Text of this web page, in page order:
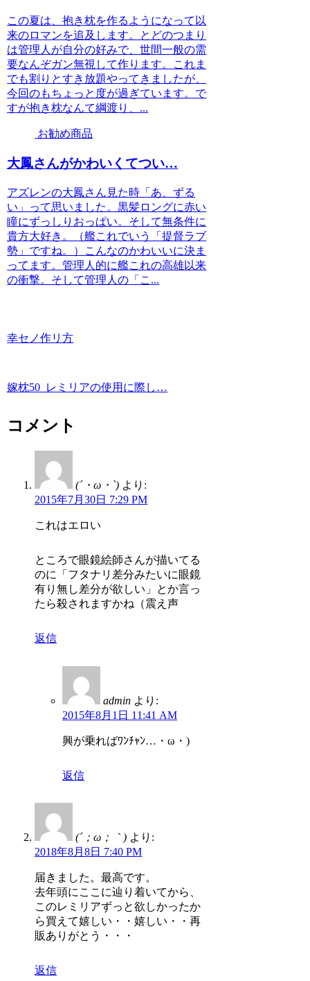
この夏は、抱き枕を作るようになって以
来のロマンを追及します。とどのつまり
は管理人が自分の好みで、世間一般の需
要なんぞガン無視して作ります。これま
でも割りとすき放題やってきましたが、
今回のもちょっと度が過ぎています。で
すが抱き枕なんて綱渡り、...
お勧め商品
大鳳さんがかわいくてつい…
アズレンの大鳳さん見た時「あ、ずる
い」って思いました。黒髪ロングに赤い
瞳にずっしりおっぱい。そして無条件に
貴方大好き。（艦これでいう「提督ラブ
勢」ですね。）こんなのかわいいに決ま
ってます。管理人的に艦これの高雄以来
の衝撃。そして管理人の「こ...
幸セノ作リ方
嫁枕50_レミリアの使用に際し…
コメント
(´・ω・`) より:
2015年7月30日 7:29 PM
これはエロい
ところで眼鏡絵師さんが描いてる
のに「フタナリ差分みたいに眼鏡
有り無し差分が欲しい」とか言っ
たら殺されますかね（震え声
返信
admin より:
2015年8月1日 11:41 AM
興が乗ればﾜﾝﾁｬﾝ…・ω・)
返信
(´；ω；｀) より:
2018年8月8日 7:40 PM
届きました。最高です。
去年頭にここに辿り着いてから、
このレミリアずっと欲しかったか
ら買えて嬉しい・・嬉しい・・再
販ありがとう・・・
返信